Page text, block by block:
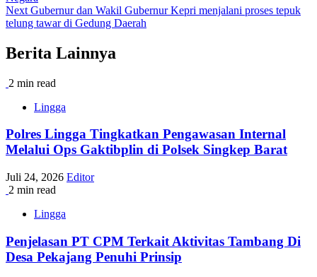
Next Gubernur dan Wakil Gubernur Kepri menjalani proses tepuk
telung tawar di Gedung Daerah
Berita Lainnya
2 min read
Lingga
Polres Lingga Tingkatkan Pengawasan Internal
Melalui Ops Gaktibplin di Polsek Singkep Barat
Juli 24, 2026 Editor
2 min read
Lingga
Penjelasan PT CPM Terkait Aktivitas Tambang Di
Desa Pekajang Penuhi Prinsip